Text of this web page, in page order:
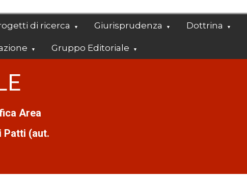
di ricerca Giurisprudenza Dottrina
Gruppo Editoriale
Area
Patti (aut.